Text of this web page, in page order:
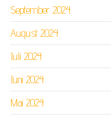
September 2024
August 2024
Juli 2024
Juni 2024
Mai 2024